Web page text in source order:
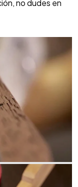
no dudes en